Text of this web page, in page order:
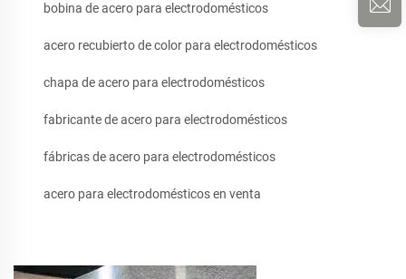
bobina de acero para electrodomésticos
acero recubierto de color para electrodomésticos
chapa de acero para electrodomésticos
fabricante de acero para electrodomésticos
fábricas de acero para electrodomésticos
acero para electrodomésticos en venta